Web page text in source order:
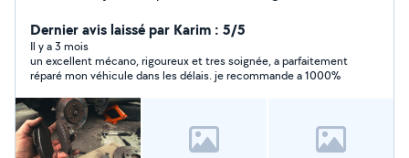
j'aide sur différents chantiers.
Dernier avis laissé par Karim : 5/5
Il y a 3 mois
un excellent mécano, rigoureux et tres soignée, a parfaitement
réparé mon véhicule dans les délais. je recommande a 1000%